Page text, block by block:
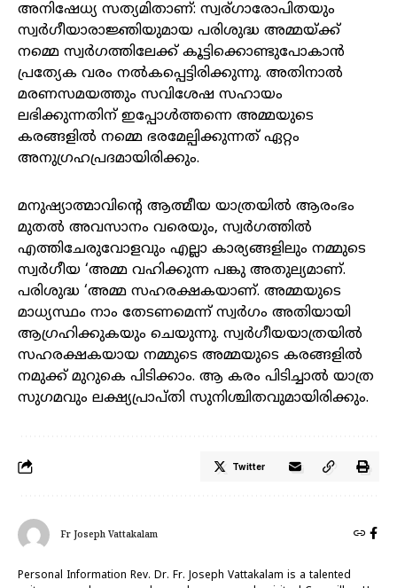
അനിഷേധ്യ സത്യമിതാണ്: സ്വര്ഗാരോപിതയും
സ്വർഗീയാരാജ്ഞിയുമായ പരിശുദ്ധ അമ്മയ്ക്ക്
നമ്മെ സ്വർഗത്തിലേക്ക് കൂട്ടിക്കൊണ്ടുപോകാൻ
പ്രത്യേക വരം നൽകപ്പെട്ടിരിക്കുന്നു. അതിനാൽ
മരണസമയത്തും സവിശേഷ സഹായം
ലഭിക്കുന്നതിന് ഇപ്പോൾത്തന്നെ അമ്മയുടെ
കരങ്ങളിൽ നമ്മെ ഭരമേല്പിക്കുന്നത് ഏറ്റം
അനുഗ്രഹപ്രദമായിരിക്കും.
മനുഷ്യാത്മാവിന്റെ ആത്മീയ യാത്രയിൽ ആരംഭം
മുതൽ അവസാനം വരെയും, സ്വർഗത്തിൽ
എത്തിചേരുവോളവും എല്ലാ കാര്യങ്ങളിലും നമ്മുടെ
സ്വർഗീയ ‘അമ്മ വഹിക്കുന്ന പങ്കു അതുല്യമാണ്.
പരിശുദ്ധ ‘അമ്മ സഹരക്ഷകയാണ്. അമ്മയുടെ
മാധ്യസ്ഥം നാം തേടണമെന്ന് സ്വർഗം അതിയായി
ആഗ്രഹിക്കുകയും ചെയുന്നു. സ്വർഗീയയാത്രയിൽ
സഹരക്ഷകയായ നമ്മുടെ അമ്മയുടെ കരങ്ങളിൽ
നമുക്ക് മുറുകെ പിടിക്കാം. ആ കരം പിടിച്ചാൽ യാത്ര
സുഗമവും ലക്ഷ്യപ്രാപ്തി സുനിശ്ചിതവുമായിരിക്കും.
Twitter
Fr Joseph Vattakalam
Personal Information Rev. Dr. Fr. Joseph Vattakalam is a talented